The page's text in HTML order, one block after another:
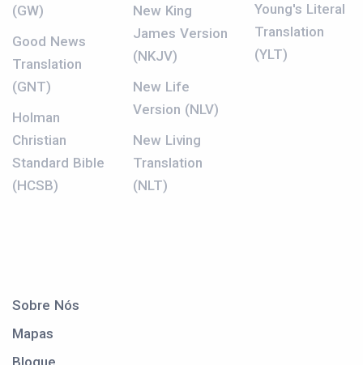
(GW)
Good News
Translation
(GNT)
Holman
Christian
Standard Bible
(HCSB)
New King
James Version
(NKJV)
New Life
Version (NLV)
New Living
Translation
(NLT)
Young's Literal
Translation
(YLT)
Sobre Nós
Mapas
Blogue